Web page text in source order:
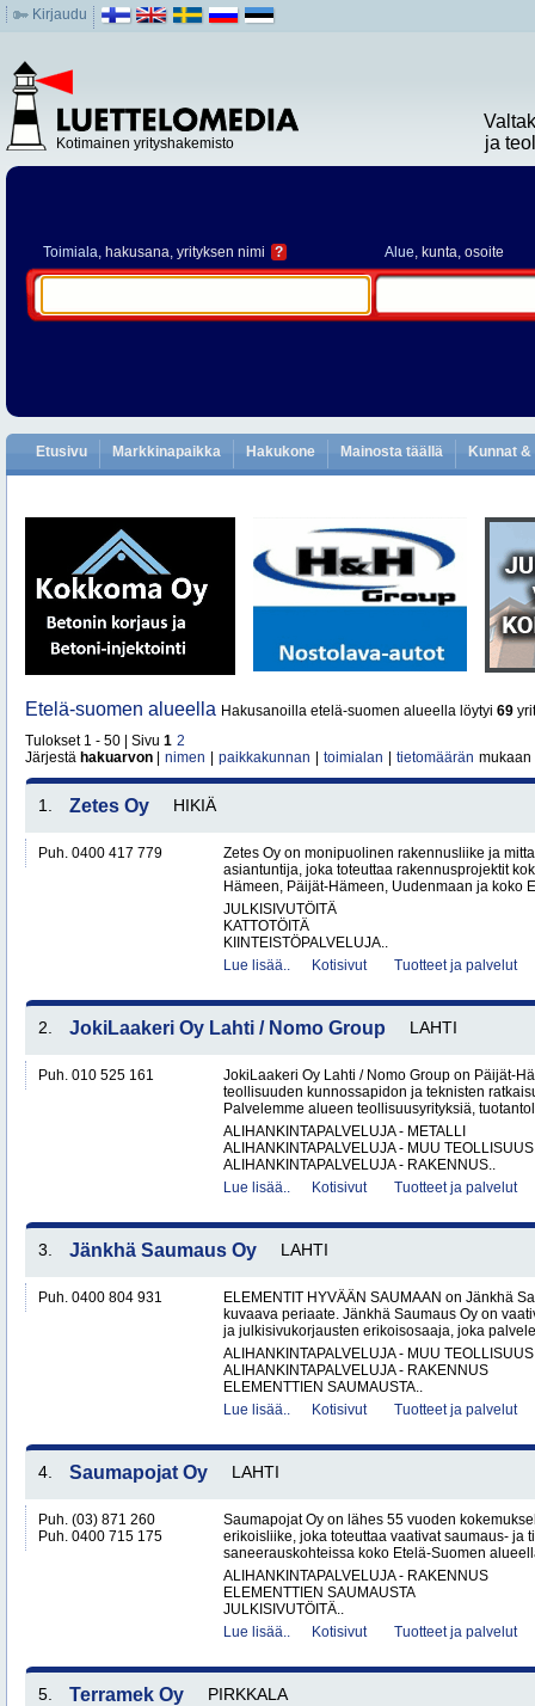
Kirjaudu
Kotimainen yrityshakemisto
ja
Toimiala, hakusana, yrityksen nimi ? Alue, kunta, osoite
Etusivu Markkinapaikka Hakukone Mainosta täällä Kunnat
Etelä-suomen alueella Hakusanoilla etelä-suomen alueella löytyi 69
Tulokset 1 - 50 | Sivu 1 2
Järjestä hakuarvon nimen paikkakunnan toimialan tietomäärän mukaan
1. Zetes Oy HIKIÄ
Puh. 0400 417 779
Zetes Oy on monipuolinen rakennusliike ja
asiantuntija, joka toteuttaa rakennusprojektit
Hämeen, Päijät-Hämeen, Uudenmaan ja koko
JULKISIVUTÖITÄ
KATTOTÖITÄ
KIINTEISTÖPALVELUJA..
Lue lisää..
Kotisivut Tuotteet ja palvelut
2. JokiLaakeri Oy Lahti / Nomo Group LAHTI
Puh. 010 525 161
JokiLaakeri Oy Lahti / Nomo Group on Päijät-
teollisuuden kunnossapidon ja teknisten
Palvelemme alueen teollisuusyrityksiä,
ALIHANKINTAPALVELUJA - METALLI
ALIHANKINTAPALVELUJA - MUU TEOLLISUUS
ALIHANKINTAPALVELUJA - RAKENNUS..
Lue lisää..
Kotisivut Tuotteet ja palvelut
3. Jänkhä Saumaus Oy LAHTI
Puh. 0400 804 931
ELEMENTIT HYVÄÄN SAUMAAN on Jänkhä
kuvaava periaate. Jänkhä Saumaus Oy on
ja julkisivukorjausten erikoisosaaja, joka
ALIHANKINTAPALVELUJA - MUU TEOLLISUUS
ALIHANKINTAPALVELUJA - RAKENNUS
ELEMENTTIEN SAUMAUSTA..
Lue lisää..
Kotisivut Tuotteet ja palvelut
4. Saumapojat Oy LAHTI
Puh. (03) 871 260
Puh. 0400 715 175
Saumapojat Oy on lähes 55 vuoden
erikoisliike, joka toteuttaa vaativat saumaus- ja
saneerauskohteissa koko Etelä-Suomen
ALIHANKINTAPALVELUJA - RAKENNUS
ELEMENTTIEN SAUMAUSTA
JULKISIVUTÖITÄ..
Lue lisää..
Kotisivut Tuotteet ja palvelut
5. Terramek Oy PIRKKALA